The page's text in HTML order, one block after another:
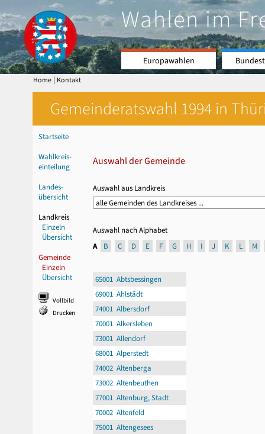
Wahlen im
Europawahlen
Home | Kontakt
Gemeinderatswahl 1994 in
Startseite
Wahlkreis-
einteilung
Landes-
übersicht
Landkreis
Einzeln
Übersicht
Gemeinde
Einzeln
Übersicht
Vollbild
Drucken
Auswahl der Gemeinde
Auswahl aus Landkreis
Auswahl nach Alphabet
A
B C D E F G H I J K L M
65001 Abtsbessingen
69001 Ahlstädt
74001 Albersdorf
70001 Alkersleben
73001 Allendorf
68001 Alperstedt
74002 Altenberga
73002 Altenbeuthen
77001 Altenburg, Stadt
70002 Altenfeld
75001 Altengesees